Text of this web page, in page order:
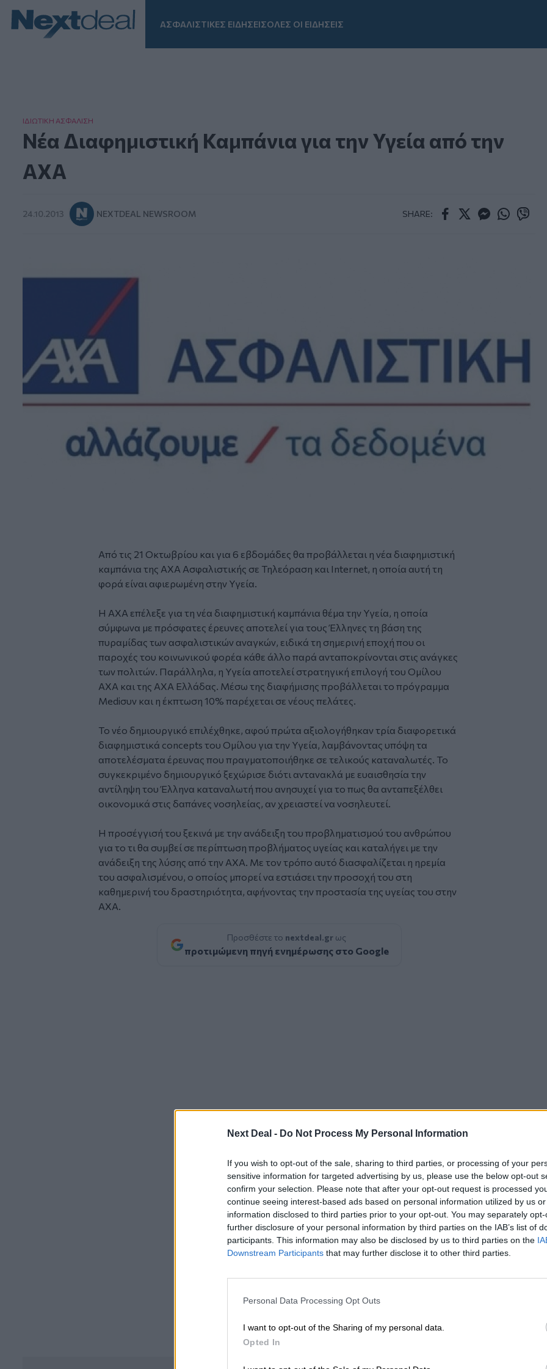
Next Deal - Do Not Process My Personal Information
If you wish to opt-out of the sale, sharing to third parties, or processing of your
sensitive information for targeted advertising by us, please use the below opt-out
confirm your selection. Please note that after your opt-out request is processed
continue seeing interest-based ads based on personal information utilized by us
information disclosed to third parties prior to your opt-out. You may separately
further disclosure of your personal information by third parties on the IAB’s list of
participants. This information may also be disclosed by us to third parties on the
Downstream Participants that may further disclose it to other third parties.
Personal Data Processing Opt Outs
I want to opt-out of the Sharing of my personal data.
Opted In
ΑΣΦΑΛΙΣΤΙΚΕΣ ΕΙΔΗΣΕΙΣΟΛΕΣ ΟΙ ΕΙΔΗΣΕΙΣ
ΙΔΙΩΤΙΚΗ ΑΣΦAΛΙΣΗ
Νέα Διαφημιστική Καμπάνια για την Υγεία από την
ΑΧΑ
24.10.2013 NEXTDEAL NEWSROOM SHARE:
Από τις 21 Οκτωβρίου και για 6 εβδομάδες θα προβάλλεται η νέα διαφημιστική
καμπάνια της ΑΧΑ Ασφαλιστικής σε Τηλεόραση και Internet, η οποία αυτή τη
φορά είναι αφιερωμένη στην Υγεία.
Η ΑΧΑ επέλεξε για τη νέα διαφημιστική καμπάνια θέμα την Υγεία, η οποία
σύμφωνα με πρόσφατες έρευνες αποτελεί για τους Έλληνες τη βάση της
πυραμίδας των ασφαλιστικών αναγκών, ειδικά τη σημερινή εποχή που οι
παροχές του κοινωνικού φορέα κάθε άλλο παρά ανταποκρίνονται στις ανάγκες
των πολιτών. Παράλληλα, η Υγεία αποτελεί στρατηγική επιλογή του Ομίλου
ΑΧΑ και της ΑΧΑ Ελλάδας. Μέσω της διαφήμισης προβάλλεται το πρόγραμμα
Mediσυν και η έκπτωση 10% παρέχεται σε νέους πελάτες.
Το νέο δημιουργικό επιλέχθηκε, αφού πρώτα αξιολογήθηκαν τρία διαφορετικά
διαφημιστικά concepts του Ομίλου για την Υγεία, λαμβάνοντας υπόψη τα
αποτελέσματα έρευνας που πραγματοποιήθηκε σε τελικούς καταναλωτές. Το
συγκεκριμένο δημιουργικό ξεχώρισε διότι αντανακλά με ευαισθησία την
αντίληψη του Έλληνα καταναλωτή που ανησυχεί για το πως θα ανταπεξέλθει
οικονομικά στις δαπάνες νοσηλείας, αν χρειαστεί να νοσηλευτεί.
Η προσέγγισή του ξεκινά με την ανάδειξη του προβληματισμού του ανθρώπου
για το τι θα συμβεί σε περίπτωση προβλήματος υγείας και καταλήγει με την
ανάδειξη της λύσης από την ΑΧΑ. Με τον τρόπο αυτό διασφαλίζεται η ηρεμία
του ασφαλισμένου, ο οποίος μπορεί να εστιάσει την προσοχή του στη
καθημερινή του δραστηριότητα, αφήνοντας την προστασία της υγείας του στην
ΑΧΑ.
Προσθέστε το nextdeal.grως
προτιμώμενη πηγή ενημέρωσης στο Google